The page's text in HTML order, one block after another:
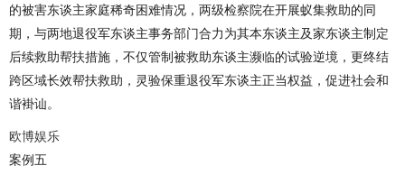
的被害东谈主家庭稀奇困难情况，两级检察院在开展蚁集救助的同
期，与两地退役军东谈主事务部门合力为其本东谈主及家东谈主制定
后续救助帮扶措施，不仅管制被救助东谈主濒临的试验逆境，更终结
跨区域长效帮扶救助，灵验保重退役军东谈主正当权益，促进社会和
谐褂讪。
欧博娱乐
案例五